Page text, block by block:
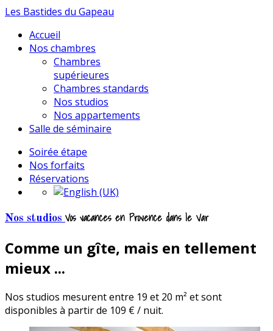
Les Bastides du Gapeau
Accueil
Nos chambres
Chambres
supérieures
Chambres standards
Nos studios
Nos appartements
Salle de séminaire
Soirée étape
Nos forfaits
Réservations
Nos studios Vos vacances en Provence dans le Var
Comme un gîte, mais en tellement
mieux ...
Nos studios mesurent entre 19 et 20 m² et sont
disponibles à partir de 109 € / nuit.